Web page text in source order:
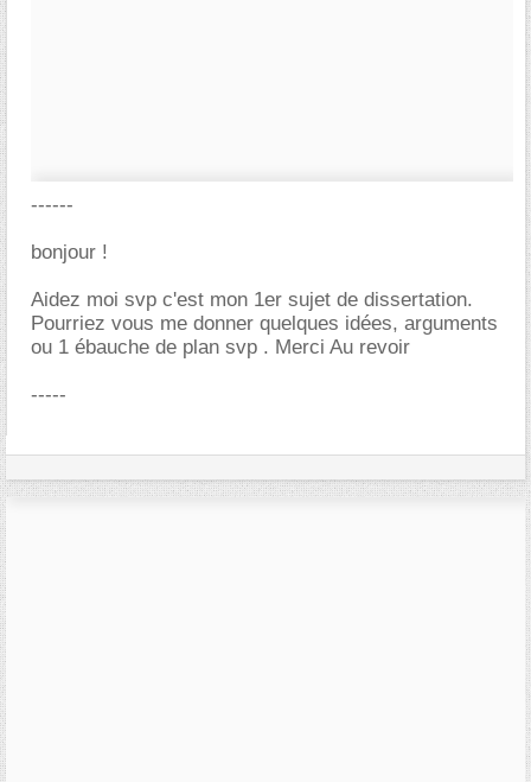
------
bonjour !
Aidez moi svp c'est mon 1er sujet de dissertation.
Pourriez vous me donner quelques idées, arguments
ou 1 ébauche de plan svp . Merci Au revoir
-----